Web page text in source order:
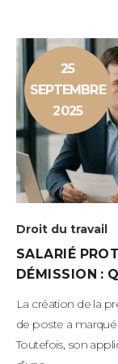
25
SEPTEMBRE
2025
Droit du travail
SALARIÉ
DÉMISSION :
La création de la
de poste a
Toutefois, son